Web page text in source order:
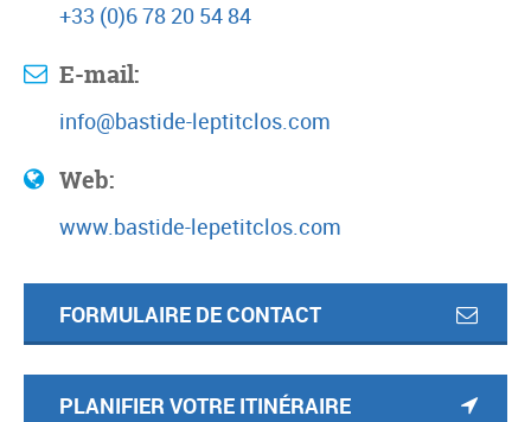
+33 (0)6 78 20 54 84
E-mail:
info@bastide-leptitclos.com
Web:
www.bastide-lepetitclos.com
FORMULAIRE DE CONTACT
PLANIFIER VOTRE ITINÉRAIRE